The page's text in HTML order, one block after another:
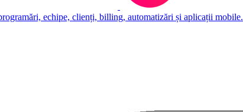
echipe, clienți, billing, automatizări și aplicații mobile.